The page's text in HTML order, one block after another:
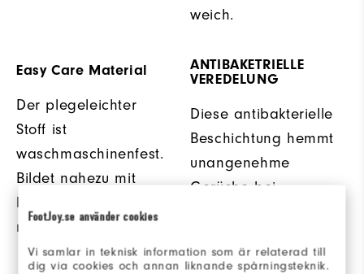
FootJoy.se använder cookies
Vi samlar in teknisk information som är relaterad till
dig via cookies och annan liknande spårningsteknik.
weich.
Easy Care Material
Der plegeleichter
Stoff ist
waschmaschinenfest.
Bildet nahezu mit
keine Falten und läuft
nicht ein.
ANTIBAKETRIELLE
VEREDELUNG
Diese antibakterielle
Beschichtung hemmt
unangenehme
Gerüche bei